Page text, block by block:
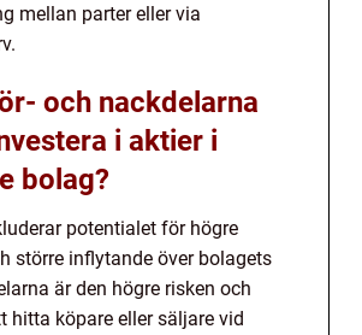
mellan parter eller via
och nackdelarna
i aktier i
bolag?
potentialet för högre
större inflytande över bolagets
är den högre risken och
hitta köpare eller säljare vid